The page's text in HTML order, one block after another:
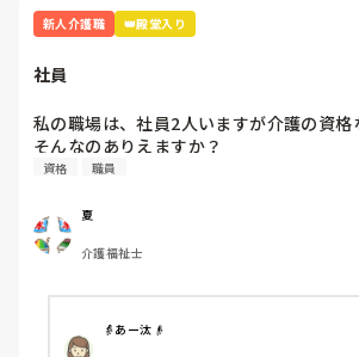
さっきも「ティッシュ早く取りに行けよ
「どこにあるか分かりません」と言うと「
と教えて頂きました。
本当泣きそうです。仕事は楽しいです。頑
読んでくれてありがとうございます😭
事を覚えて1人前になって仕事で見返す。
この手のタイプはその方が若い頃など同じよ
いてないので、時代が遅れてるんですよ。
一番最強なのはボイスレコーダーでそいつ
音して、出るとこ出ちゃうこと。
新人介護職 👑殿堂入り
社員
私の職場は、社員2人いますが介護の資格
そんなのありえますか？
資格 職員
夏
介護福祉士
👵あー汰👴